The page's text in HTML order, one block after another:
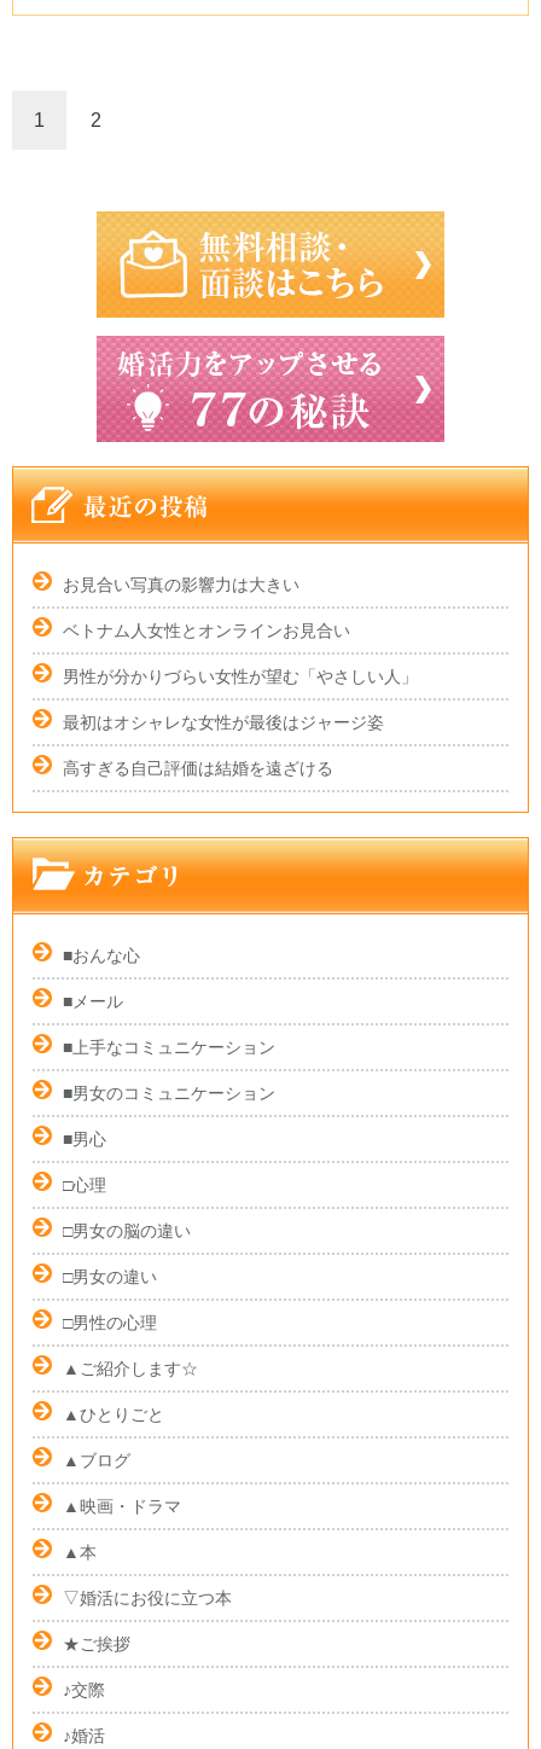
1 2
お見合い写真の影響力は大きい
ベトナム人女性とオンラインお見合い
男性が分かりづらい女性が望む「やさしい人」
最初はオシャレな女性が最後はジャージ姿
高すぎる自己評価は結婚を遠ざける
■おんな心
■メール
■上手なコミュニケーション
■男女のコミュニケーション
■男心
□心理
□男女の脳の違い
□男女の違い
□男性の心理
▲ご紹介します☆
▲ひとりごと
▲ブログ
▲映画・ドラマ
▲本
▽婚活にお役に立つ本
★ご挨拶
♪交際
♪婚活